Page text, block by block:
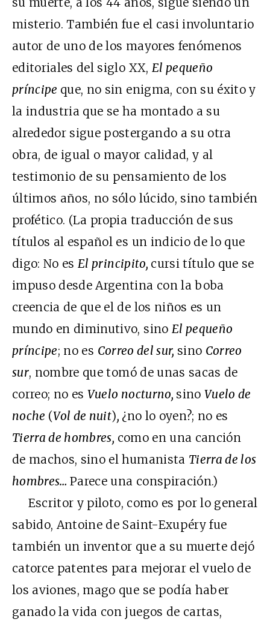
misterio. También fue el casi involuntario
autor de uno de los mayores fenómenos
editoriales del siglo XX, El pequeño
príncipe que, no sin enigma, con su éxito y
la industria que se ha montado a su
alrededor sigue postergando a su otra
obra, de igual o mayor calidad, y al
testimonio de su pensamiento de los
últimos años, no sólo lúcido, sino también
profético. (La propia traducción de sus
títulos al español es un indicio de lo que
digo: No es El principito, cursi título que se
impuso desde Argentina con la boba
creencia de que el de los niños es un
mundo en diminutivo, sino El pequeño
príncipe; no es Correo del sur, sino Correo
sur, nombre que tomó de unas sacas de
correo; no es Vuelo nocturno, sino Vuelo de
noche (Vol de nuit), ¿no lo oyen?; no es
Tierra de hombres, como en una canción
de machos, sino el humanista Tierra de los
hombres…Parece una conspiración.)
Escritor y piloto, como es por lo general
sabido, Antoine de Saint-Exupéry fue
también un inventor que a su muerte dejó
catorce patentes para mejorar el vuelo de
los aviones, mago que se podía haber
ganado la vida con juegos de cartas,